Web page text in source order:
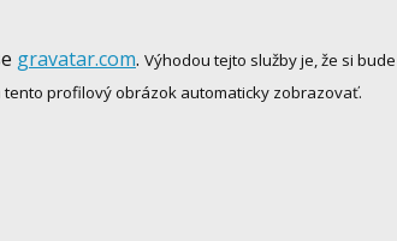
gravatar.com. Výhodou tejto služby je, že si
profilový obrázok automaticky zobrazovať.